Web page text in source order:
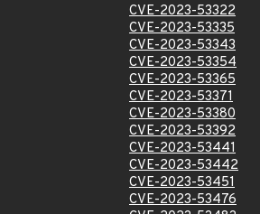
CVE-2023-53322
CVE-2023-53335
CVE-2023-53343
CVE-2023-53354
CVE-2023-53365
CVE-2023-53371
CVE-2023-53380
CVE-2023-53392
CVE-2023-53441
CVE-2023-53442
CVE-2023-53451
CVE-2023-53476